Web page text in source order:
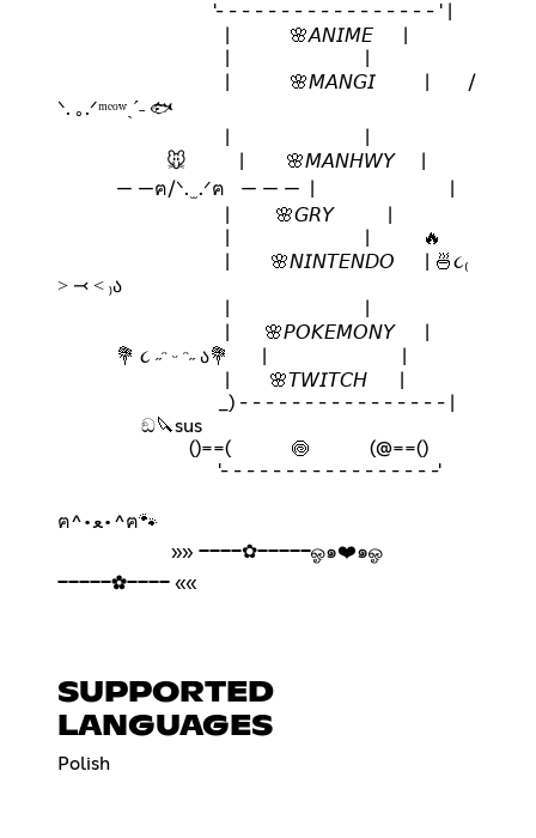
⁣ ⁣⁣ ⁣ ⁣ ⁣⁣ ⁣ ⁣ ⁣⁣ ⁣ ⁣ ⁣⁣ ⁣ ⁣ ⁣⁣ ⁣ ⁣ ⁣⁣'- - - - - - - - - - - - - - - - - ' |
⁣ ⁣ ⁣ ⁣ ⁣ ⁣ ⁣ ⁣ ⁣ ⁣ ⁣⁣ ⁣ ⁣ ⁣ ⁣ ⁣ ⁣ ⁣| ⁣ ⁣ ⁣ ⁣ ⁣ ⁣ ⁣ ⁣ ⁣ ⁣ 🌸𝘈𝘕𝘐𝘔𝘌 ⁣ ⁣ |
⁣ ⁣ ⁣ ⁣ ⁣ ⁣ ⁣ ⁣ ⁣ ⁣ ⁣⁣ ⁣ ⁣ ⁣ ⁣ ⁣ ⁣ | ⁣ ⁣ ⁣ ⁣ ⁣ ⁣ ⁣ ⁣ ⁣ ⁣ 🌸𝘔𝘈𝘕𝘎𝘐 ⁣ ⁣ ⁣ ⁣ ⁣ ⁣ ⁣ ⁣ | ⁣ ⁣ ⁣ ⁣ ⁣ ⁣ ⁣ /
ᐠ. ｡.ᐟᵐᵉᵒʷˎˊ˗ 🐟
⁣ ⁣ ⁣ ⁣ ⁣ ⁣ 🐭 ⁣⁣ ⁣ ⁣ ⁣ ⁣⁣ ⁣ ⁣ ⁣ |⁣ ⁣ ⁣ ⁣ ⁣ 🌸𝘔𝘈𝘕𝘏𝘞𝘠 ⁣|
— —ฅ/ᐠ. ̫ .ᐟฅ ⁣ — — —⁣⁣⁣ ⁣ ⁣| ⁣ ⁣ ⁣ ⁣ ⁣ ⁣ ⁣ |
⁣ ⁣ ⁣ ⁣ ⁣ ⁣ ⁣ ⁣ ⁣ ⁣ ⁣⁣ ⁣ ⁣ ⁣ ⁣ ⁣ ⁣ | ⁣ ⁣ ⁣ ⁣ 🌸𝘎𝘙𝘠 ⁣ |
⁣ ⁣ ⁣ ⁣ ⁣ ⁣ ⁣ ⁣ ⁣ ⁣ ⁣⁣ ⁣ ⁣ ⁣ ⁣ ⁣ ⁣ | ⁣ ⁣ ⁣ ⁣ ⁣ ⁣ ⁣ |⁣ ⁣ ⁣ ⁣ ⁣ ⁣ ⁣ ⁣ ⁣🔥
⁣ ⁣ ⁣ ⁣ ⁣ ⁣ ⁣ ⁣ ⁣ ⁣ ⁣⁣ ⁣ ⁣ ⁣ ⁣ ⁣ ⁣ |⁣ ⁣⁣ ⁣ ⁣⁣ ⁣ ⁣⁣ ⁣ 🌸𝘕𝘐𝘕𝘛𝘌𝘕𝘋𝘖 ⁣⁣ ⁣ ⁣ ⁣ ⁣ ⁣| 🍜૮₍
˃ ⤙ ˂ ₎ა
⁣ ⁣ ⁣ ⁣ ⁣ ⁣ ⁣ ⁣ ⁣ ⁣ ⁣⁣ ⁣ ⁣ ⁣ ⁣ ⁣ ⁣ |⁣ ⁣ ⁣ ⁣ ⁣ ⁣ 🌸𝘗𝘖𝘒𝘌𝘔𝘖𝘕𝘠⁣⁣ ⁣ ⁣ ⁣ ⁣ |
💐 ૮ ˶ᵔ ᵕ ᵔ˶ ა💐 ⁣ ⁣ ⁣ | ⁣ ⁣ ⁣ ⁣ ⁣ ⁣ ⁣ ⁣|
⁣ ⁣ ⁣ ⁣ ⁣ ⁣ ⁣ ⁣ ⁣ ⁣ ⁣⁣ ⁣ ⁣ ⁣ ⁣ ⁣ ⁣ | ⁣ ⁣ ⁣ 🌸𝘛𝘞𝘐𝘛𝘊𝘏 ⁣ ⁣ ⁣|
⁣ ⁣ ⁣ ⁣ ⁣ ⁣ ⁣ ⁣ ⁣ _) - - - - - - - - - - - - - - - - | ⁣ ⁣ ⁣ ⁣ ⁣
⁣ ⁣ ⁣ ⁣ ⁣ ⁣ ⁣ ⁣⁣ ⁣ ⁣ ⁣⁣ ⁣ ⁣ ⁣ ⁣⁣ ⁣ඞ🔪sus
⁣ ⁣⁣ ⁣ ⁣ ⁣⁣ ⁣ ⁣ ⁣⁣ ⁣ ⁣ ⁣⁣ ⁣ ()==(⁣ ⁣ ⁣⁣ ⁣ ⁣ ⁣⁣ ⁣ ⁣ ⁣ ⁣⁣ ⁣🍥⁣ ⁣ ⁣⁣ ⁣ ⁣ ⁣⁣ ⁣ ⁣ ⁣ ⁣⁣ ⁣(@==()
⁣ ⁣⁣ ⁣ ⁣ ⁣⁣ ⁣ ⁣ ⁣⁣ ⁣ ⁣ ⁣⁣ ⁣ ⁣ ⁣⁣ ⁣ ⁣ ⁣⁣ '- - - - - - - - - - - - - - - - -'
ฅ^•ﻌ•^ฅ🐾
⁣ ⁣ ⁣ ⁣ ⁣ ⁣ ⁣ ⁣ ⁣ ⁣ ⁣ ⁣ ⁣ ⁣ ⁣ ⁣⁣ ⁣ ⁣»» ────✿─────ஓ๑❤️๑ஓ
─────✿──── ««
SUPPORTED
LANGUAGES
Polish